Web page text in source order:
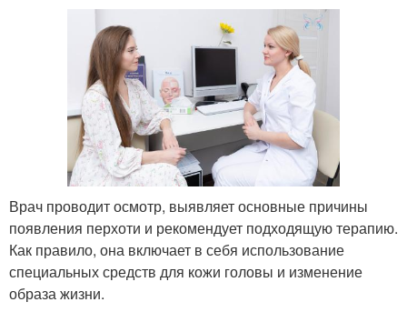
Врач проводит осмотр, выявляет основные причины
появления перхоти и рекомендует подходящую терапию.
Как правило, она включает в себя использование
специальных средств для кожи головы и изменение
образа жизни.